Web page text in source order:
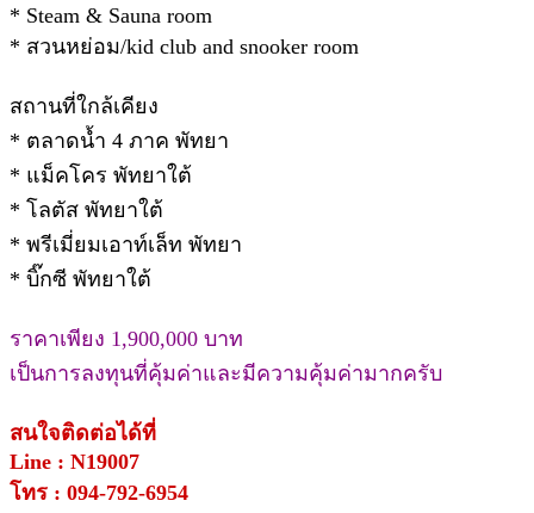
* Steam & Sauna room
* สวนหย่อม/kid club and snooker room
สถานที่ใกล้เคียง
* ตลาดน้ำ 4 ภาค พัทยา
* แม็คโคร พัทยาใต้
* โลตัส พัทยาใต้
* พรีเมี่ยมเอาท์เล็ท พัทยา
* บิ๊กซี พัทยาใต้
ราคาเพียง 1,900,000 บาท
เป็นการลงทุนที่คุ้มค่าและมีความคุ้มค่ามากครับ
สนใจติดต่อได้ที่
Line : N19007
โทร : 094-792-6954